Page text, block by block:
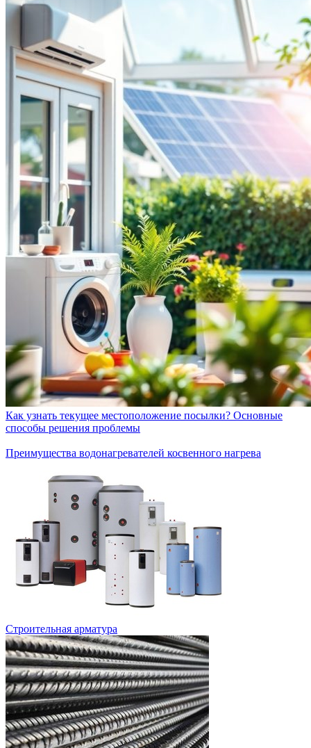
Как узнать текущее местоположение посылки? Основные
способы решения проблемы
Преимущества водонагревателей косвенного нагрева
Строительная арматура